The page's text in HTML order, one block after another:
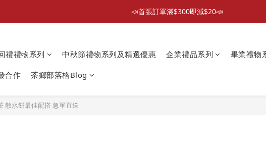
📣首張訂單滿$300即減$20📣
📣首張訂單滿$300即減$20📣
📦折後付款滿$300免運費 （香港、澳門）
禮禮物系列 中秋節禮物系列及精選優惠 企業禮品系列 畢業禮物
合作 茶鄉部落格Blog
散水餅最佳配搭 急單直送